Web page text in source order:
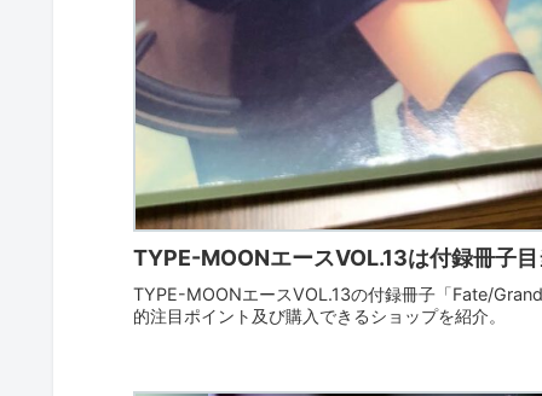
TYPE-MOONエースVOL.13は付録冊子
TYPE-MOONエースVOL.13の付録冊子「Fate/
的注目ポイント及び購入できるショップを紹介。